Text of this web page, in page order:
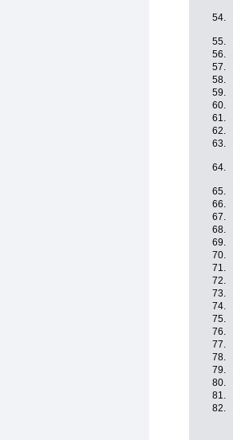
54.
55.
56.
57.
58.
59.
60.
61.
62.
63.
64.
65.
66.
67.
68.
69.
70.
71.
72.
73.
74.
75.
76.
77.
78.
79.
80.
81.
82.